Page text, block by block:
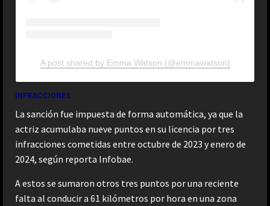
A post shared by Emma Watson (@emmawatson)
INFRACCIONES
La sanción fue impuesta de forma automática, ya que la
actriz acumulaba nueve puntos en su licencia por tres
infracciones cometidas entre octubre de 2023 y enero de
2024, según reporta Infobae.
A estos se sumaron otros tres puntos por una reciente
falta al conducir a 61 kilómetros por hora en una zona